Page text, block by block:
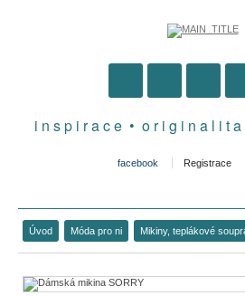
i n s p i r a c e • o r i g i n a l i t
facebook Registrace
Úvod Móda pro ni Mikiny, teplákové